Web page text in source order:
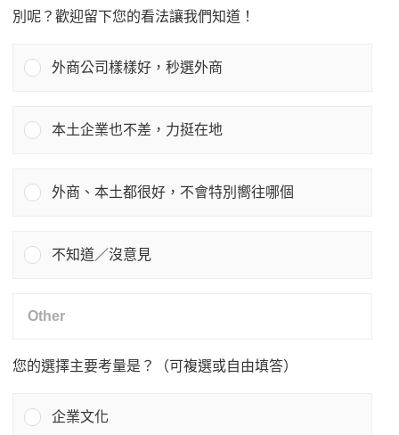
別呢？歡迎留下您的看法讓我們知道！
外商公司樣樣好，秒選外商
本土企業也不差，力挺在地
外商、本土都很好，不會特別嚮往哪個
不知道／沒意見
您的選擇主要考量是？（可複選或自由填答）
企業文化